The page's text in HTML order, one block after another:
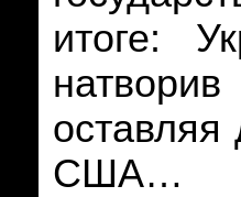
итоге:
оставляя
США…